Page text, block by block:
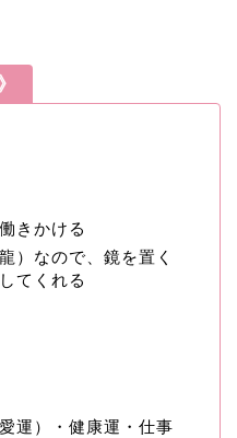
きかける
）なので、鏡を置く
てくれる
運）・健康運・仕事